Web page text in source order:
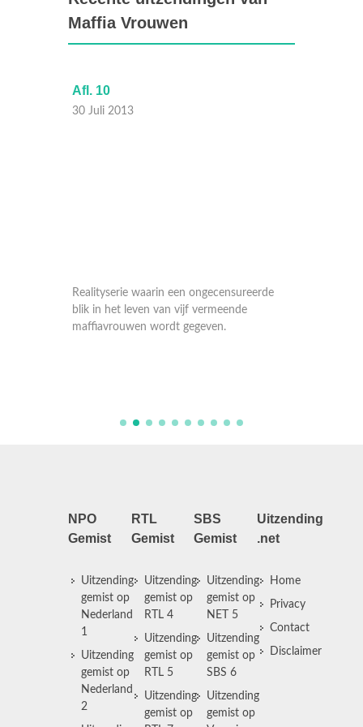
Maffia Vrouwen
Afl. 10
30 Juli 2013
blik in het leven van vijf vermeende
maffiavrouwen wordt gegeven.
NPO
Gemist
Uitzending
gemist op
Nederland
1
Uitzending
gemist op
Nederland
2
RTL
Gemist
Uitzending
gemist op
RTL 4
Uitzending
gemist op
RTL 5
Uitzending
gemist op
SBS
Gemist
Uitzending
gemist op
NET 5
Uitzending
gemist op
SBS 6
Uitzending
gemist op
Uitzending
.net
Home
Privacy
Contact
Disclaimer